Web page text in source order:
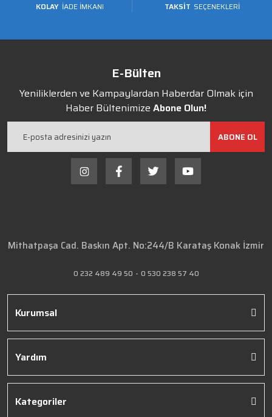
KOLAY İADE İMKANI TAKSİT SEÇENEKLERİ
E-Bülten
Yeniliklerden ve Kampaylardan Haberdar Olmak için
Haber Bültenimize Abone Olun!
ABONE OL
Mithatpaşa Cad. Baskın Apt. No:244/B Karataş Konak İzmir
0 232 489 49 50 - 0 530 238 57 40
Kurumsal
Yardım
Kategoriler